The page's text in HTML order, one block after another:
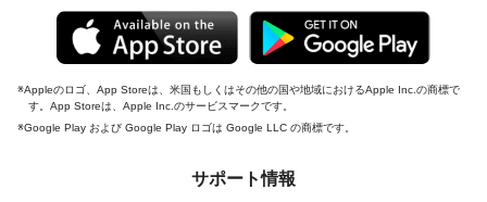
Appleのロゴ、App Storeは、米国もしくはその他の国や地域におけるApple Inc.の商標で
す。App Storeは、Apple Inc.のサービスマークです。
Google Play および Google Play ロゴは Google LLC の商標です。
サポート情報